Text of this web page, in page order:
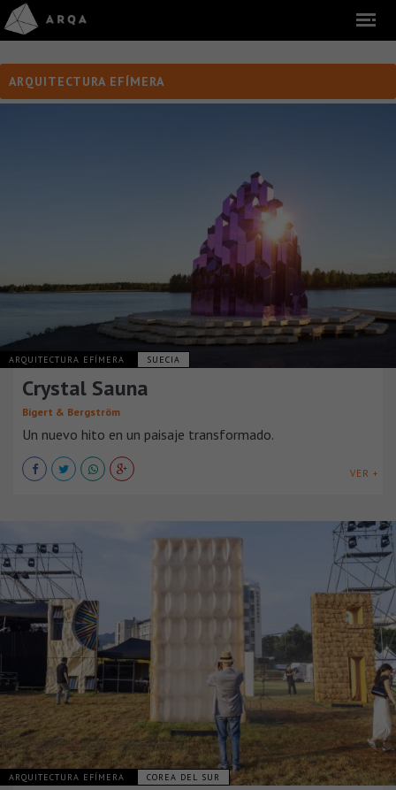
ARQUITECTURA EFÍMERA
ARQUITECTURA EFÍMERA SUECIA
Crystal Sauna
Bigert & Bergström
Un nuevo hito en un paisaje transformado.
VER +
ARQUITECTURA EFÍMERA COREA DEL SUR